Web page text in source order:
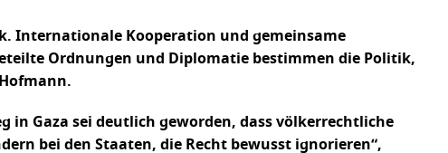
Internationale Kooperation und gemeinsame
Ordnungen und Diplomatie bestimmen die Politik,
in Gaza sei deutlich geworden, dass völkerrechtliche
bei den Staaten, die Recht bewusst ignorieren“,